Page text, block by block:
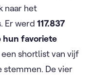
naar het
Er werd 117.837
hun favoriete
shortlist van vijf
stemmen. De vier